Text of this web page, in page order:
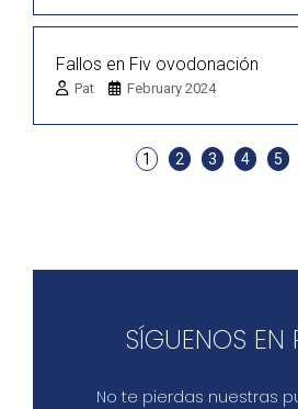
Fallos en Fiv ovodonación
Pat February 2024
1 2 3 4 5
SÍGUENOS EN
No te pierdas nuestras